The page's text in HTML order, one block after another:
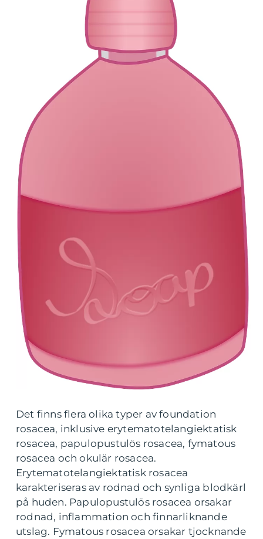
Det finns flera olika typer av foundation
rosacea, inklusive erytematotelangiektatisk
rosacea, papulopustulös rosacea, fymatous
rosacea och okulär rosacea.
Erytematotelangiektatisk rosacea
karakteriseras av rodnad och synliga blodkärl
på huden. Papulopustulös rosacea orsakar
rodnad, inflammation och finnarliknande
utslag. Fymatous rosacea orsakar tjocknande